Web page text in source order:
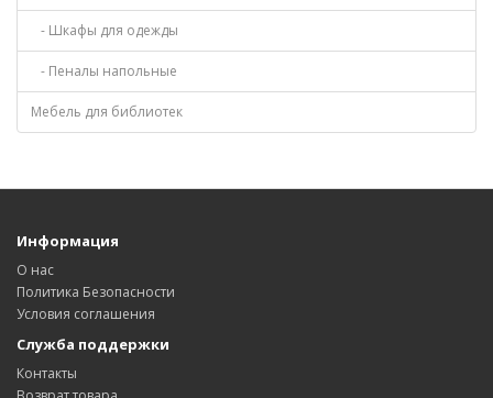
- Шкафы для одежды
- Пеналы напольные
Мебель для библиотек
Информация
О нас
Политика Безопасности
Условия соглашения
Служба поддержки
Контакты